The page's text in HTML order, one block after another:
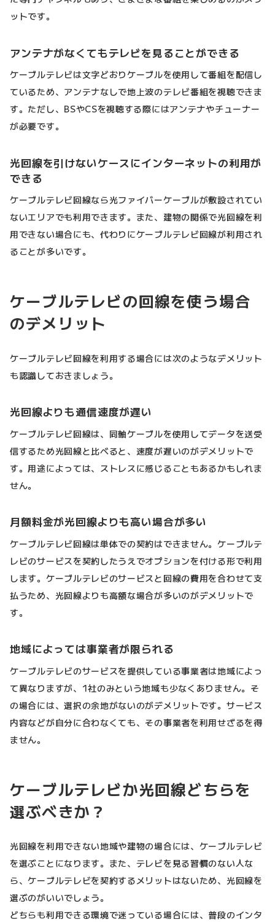
ットです。
アンテナがなくてもテレビを見ることができる
ケーブルテレビは文字どおりケーブルを使用して番組を配信し
ているため、アンテナなしで地上波のテレビ番組を視聴できま
す。ただし、BSやCSを視聴する際にはアンテナやチューナー
が必要です。
光回線を引けないケースにインターネットの利用が
できる
ケーブルテレビ回線なら光ファイバーケーブルが敷設されてい
ないエリアでも利用できます。また、建物の関係で光回線を利
用できない場合にも、代わりにケーブルテレビ回線が利用され
ることが多いです。
ケーブルテレビの回線を使う場合
のデメリット
ケーブルテレビ回線を利用する場合には次のようなデメリット
も認識しておきましょう。
光回線よりも通信速度が遅い
ケーブルテレビ回線は、同軸ケーブルを使用してデータを送受
信するため光回線と比べると、速度が遅いのがデメリットで
す。用途によっては、ストレスに感じることもあるかもしれま
せん。
月額料金が光回線よりも高い場合が多い
ケーブルテレビ回線は単体での契約はできません。ケーブルテ
レビのサービスを契約したうえでオプションを付ける形で利用
します。ケーブルテレビのサービスと回線の費用を合わせて支
払うため、光回線よりも高額な場合が多いのがデメリットで
す。
地域によっては事業者が限られる
ケーブルテレビのサービスを提供している事業者は地域によっ
て異なりますが、1社のみという地域も少なくありません。そ
の場合には、選択の余地がないのがデメリットです。サービス
内容などが自分に合わなくても、その事業者を利用せざるを得
ません。
ケーブルテレビか光回線どちらを
選ぶべきか？
光回線を利用できない地域や建物の場合には、ケーブルテレビ
を選ぶことになります。また、テレビを見る習慣のない人な
ら、ケーブルテレビを契約するメリットはないため、光回線を
選ぶのがいいでしょう。
どちらも利用できる環境で迷っている場合には、普段のインタ